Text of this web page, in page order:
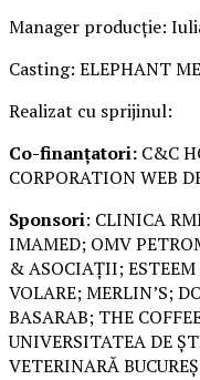
Manager producție:
Casting: ELEPHANT
Realizat cu sprijinul:
Co-finanțatori: C&C
CORPORATION WEB
Sponsori: CLINICA
IMAMED; OMV
& ASOCIAȚII;
VOLARE; MERLIN’S;
BASARAB; THE
UNIVERSITATEA DE
VETERINARĂ